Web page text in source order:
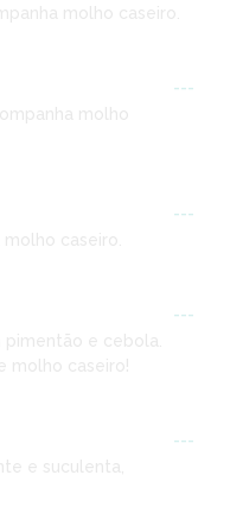
molho caseiro.
---
molho
---
caseiro.
---
e cebola.
molho caseiro!
---
e suculenta,